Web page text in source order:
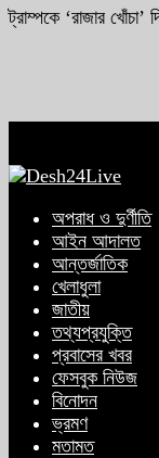
ট্রাম্পকে ‘রাজার খোঁচা’
অপরাধ ও দুর্ণীতি
আইন আদালত
আন্তর্জাতিক
খেলাধুলা
জাতীয়
তথ্যপ্রযুক্তি
প্রবাসের খবর
ফেসবুক নিউজ
বিনোদন
ভ্রমণ
মতামত